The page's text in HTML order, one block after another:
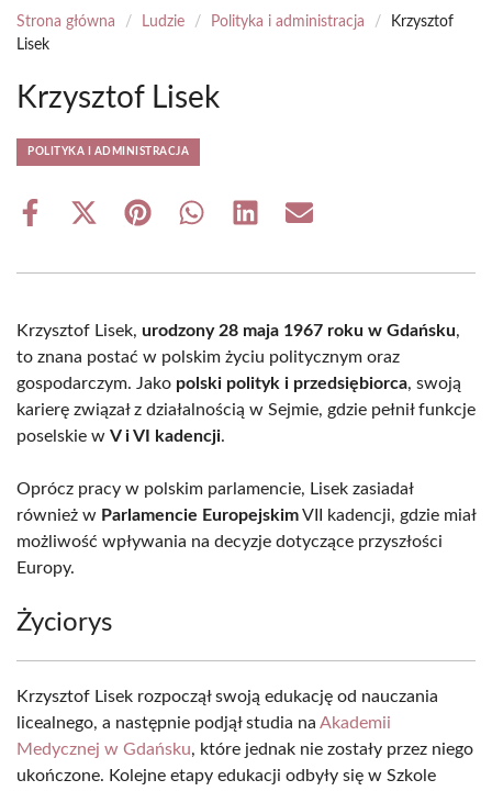
Strona główna / Ludzie / Polityka i administracja /
Krzysztof
Lisek
Krzysztof Lisek
POLITYKA I ADMINISTRACJA
Share
Share
(Twitter)
Share Share Share Share
Krzysztof Lisek, urodzony 28 maja 1967 roku w Gdańsku,
to znana postać w polskim życiu politycznym oraz
gospodarczym. Jako polski polityk i przedsiębiorca, swoją
karierę związał z działalnością w Sejmie, gdzie pełnił funkcje
poselskie w V i VI kadencji.
Oprócz pracy w polskim parlamencie, Lisek zasiadał
również w Parlamencie EuropejskimVII kadencji, gdzie miał
możliwość wpływania na decyzje dotyczące przyszłości
Europy.
Życiorys
Krzysztof Lisek rozpoczął swoją edukację od nauczania
licealnego, a następnie podjął studia na Akademii
Medycznej w Gdańsku, które jednak nie zostały przez niego
ukończone. Kolejne etapy edukacji odbyły się w Szkole